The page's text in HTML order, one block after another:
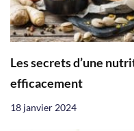
Les secrets d’une
efficacement
18 janvier 2024